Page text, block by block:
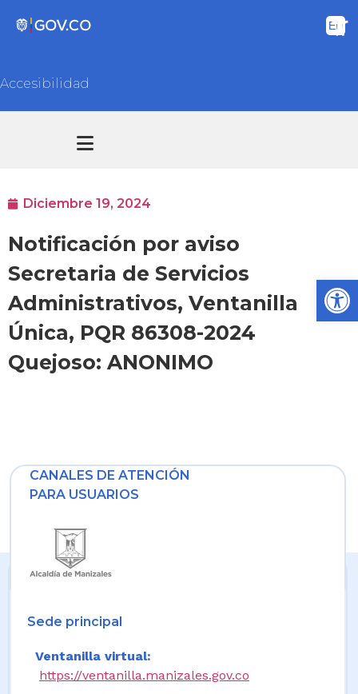
Accesibilidad
Diciembre 19, 2024
Notificación por aviso
Secretaria de Servicios
Administrativos, Ventanilla
Única, PQR 86308-2024
Quejoso: ANONIMO
CANALES DE ATENCIÓN
PARA USUARIOS
Sede principal
Ventanilla virtual:
https://ventanilla.manizales.gov.co